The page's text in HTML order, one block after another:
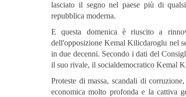
lasciato il segno nel paese più di
repubblica moderna.
E questa domenica è riuscito a
dell'opposizione Kemal Kilicdaroglu nel
in due decenni. Secondo i dati del
il suo rivale, il socialdemocratico Kemal
Proteste di massa, scandali di
economica molto profonda e la cattiva